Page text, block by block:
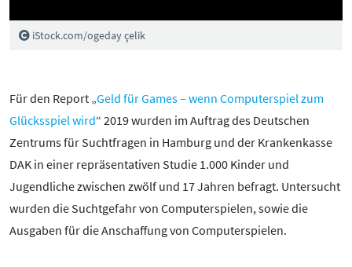
iStock.com/ogeday çelik
Für den Report „Geld für Games – wenn Computerspiel zum
Glücksspiel wird“ 2019 wurden im Auftrag des Deutschen
Zentrums für Suchtfragen in Hamburg und der Krankenkasse
DAK in einer repräsentativen Studie 1.000 Kinder und
Jugendliche zwischen zwölf und 17 Jahren befragt. Untersucht
wurden die Suchtgefahr von Computerspielen, sowie die
Ausgaben für die Anschaffung von Computerspielen.
Medien & Kleinkinder
Snapchat
TikTok
WhatsApp
YouTube